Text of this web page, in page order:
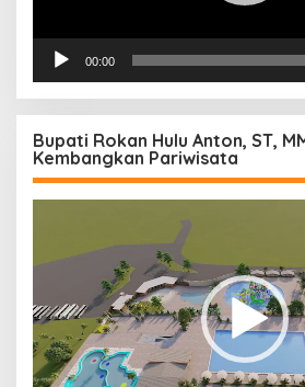
00:00
Bupati Rokan Hulu Anton, ST,
Kembangkan Pariwisata